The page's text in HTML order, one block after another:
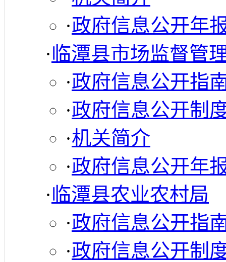
·政府信息公开年
·临潭县市场监督管
·政府信息公开指
·政府信息公开制
·机关简介
·政府信息公开年
·临潭县农业农村局
·政府信息公开指
·政府信息公开制